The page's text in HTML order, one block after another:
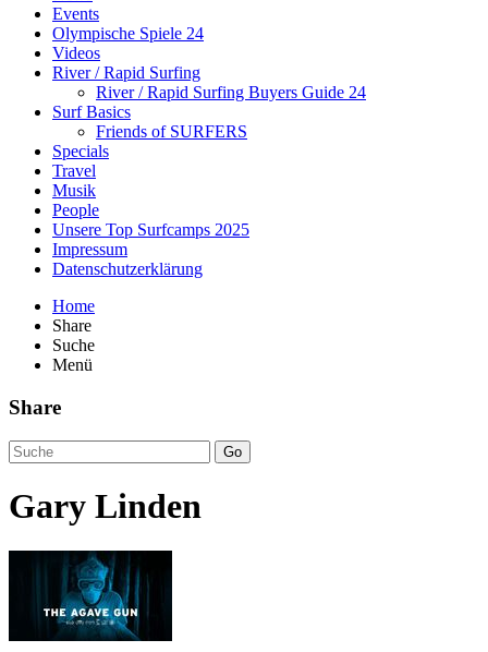
Events
Olympische Spiele 24
Videos
River / Rapid Surfing
River / Rapid Surfing Buyers Guide 24
Surf Basics
Friends of SURFERS
Specials
Travel
Musik
People
Unsere Top Surfcamps 2025
Impressum
Datenschutzerklärung
Home
Share
Suche
Menü
Share
Go
Gary Linden